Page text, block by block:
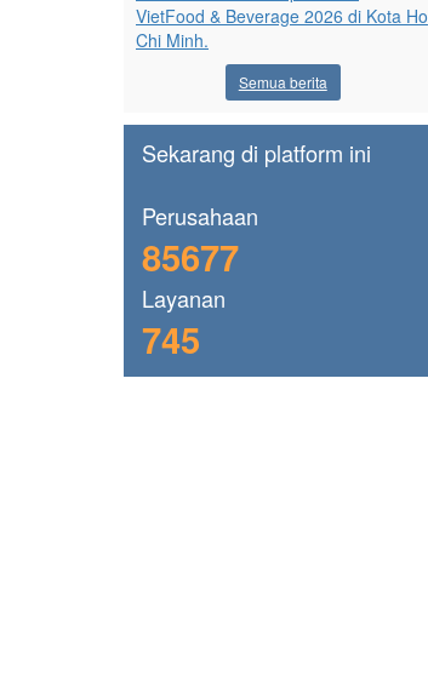
VietFood & Beverage 2026 di Kota Ho
Chi Minh.
Semua berita
Sekarang di platform ini
Perusahaan
85677
Layanan
745